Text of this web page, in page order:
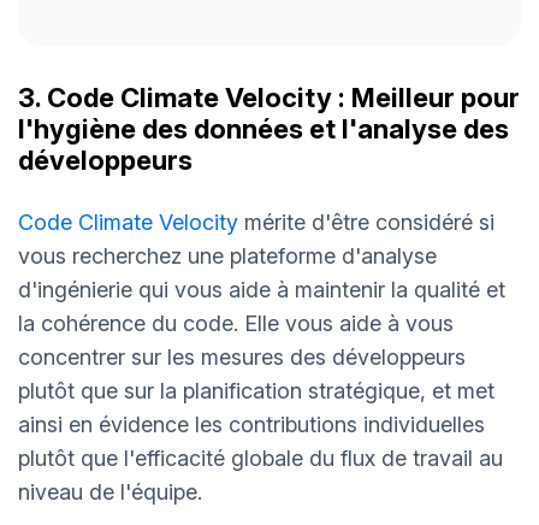
3. Code Climate Velocity : Meilleur pour
l'hygiène des données et l'analyse des
développeurs
Code Climate Velocity mérite d'être considéré si
vous recherchez une plateforme d'analyse
d'ingénierie qui vous aide à maintenir la qualité et
la cohérence du code. Elle vous aide à vous
concentrer sur les mesures des développeurs
plutôt que sur la planification stratégique, et met
ainsi en évidence les contributions individuelles
plutôt que l'efficacité globale du flux de travail au
niveau de l'équipe.